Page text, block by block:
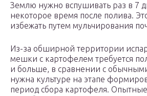
Землю нужно вспушивать раз в 7
некоторое время после полива.
избежать путем мульчирования
Из-за обширной территории
мешки с картофелем требуется
и больше, в сравнении с
нужна культуре на этапе
период сбора картофеля.